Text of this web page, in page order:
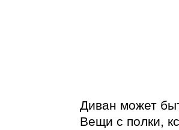
Диван может
Вещи с полки,